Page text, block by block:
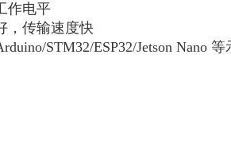
作电平
，传输速度快
STM32/ESP32/Jetson Nano 等